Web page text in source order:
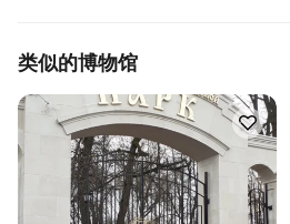
类似的博物馆